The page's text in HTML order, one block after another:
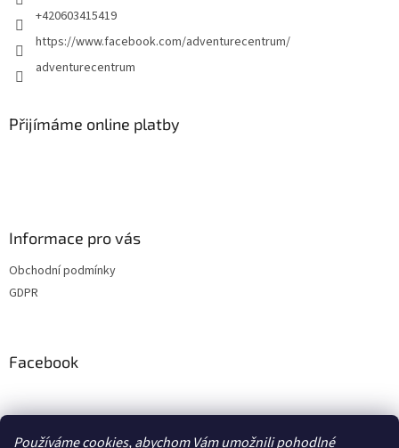
Používáme cookies, abychom Vám umožnili pohodlné
+420603415419
https://www.facebook.com/adventurecentrum/
adventurecentrum
Přijímáme online platby
Informace pro vás
Obchodní podmínky
GDPR
Facebook